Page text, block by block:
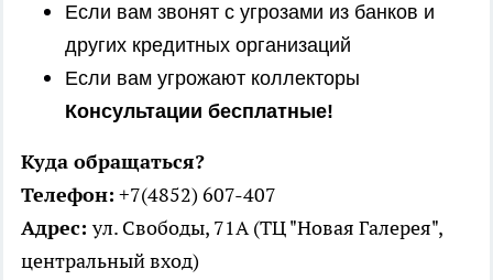
Если вам звонят с угрозами из банков и
других кредитных организаций
Если вам угрожают коллекторы
Консультации бесплатные!
Куда обращаться?
Телефон: +7(4852) 607-407
Адрес:ул. Свободы, 71А (ТЦ "Новая Галерея",
центральный вход)